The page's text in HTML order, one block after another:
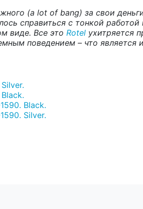
(a lot of bang) за свои
справиться с тонкой
виде. Все это Rotel ухитряется
поведением – что является
Black.
Silver.